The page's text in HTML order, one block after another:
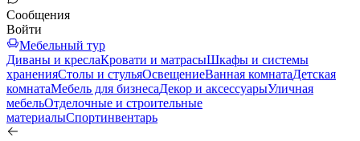
Сообщения
Войти
Мебельный тур
Диваны и креслаКровати и матрасыШкафы и системы
храненияСтолы и стульяОсвещениеВанная комнатаДетская
комнатаМебель для бизнесаДекор и аксессуарыУличная
мебельОтделочные и строительные
материалыСпортинвентарь